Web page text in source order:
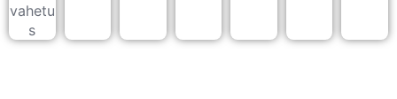
vahetu
s